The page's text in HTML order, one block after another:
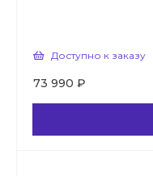
Доступно к заказу
73 990 ₽